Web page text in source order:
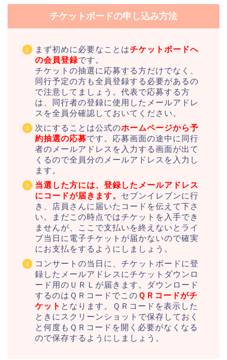
チケットボードの申し込み方法
まず初めに必要なことはチケットボードへ
の会員登録です。
チケットの抽選に応募する方だけでなく、
同行予定の方も全員登録する必要があるの
で注意してましょう。代表で応募する方
は、同行者の登録に使用したメールアドレ
スを全員分確認しておいてください。
次にすることは公式のホームページから予
約抽選の応募です。応募画面の途中に同行
者のメールアドレスを入力する画面が出て
くるので全員分のメールアドレスを入力し
ます。
当選した方には、登録したメールアドレス
にコードが届きます。 セブンイレブンに行
き、店員さんに届いたコードを伝えて下さ
い。まだこの時点ではチケットを入手でき
ませんが、ここで支払いを終えないとライ
ブ当日に電子チケットが届かないので確実
にお支払をするようにしましょう。
コンサートの当日に、チケットボードに登
録したメールアドレスにチケットダウンロ
ード用のＵＲＬが届きます。ダウンロード
するのはＱＲコードでこの ＱＲコードがチ
ケット となります。ＱＲコードを表示した
ときにスクリーンショットで保存しておく
と何度もＱＲコードを開く必要がなくなる
ので保存するようにしましょう。